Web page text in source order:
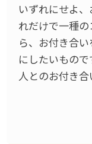
いずれにせよ
れだけで一種
ら、お付き合
にしたいもので
人とのお付き合